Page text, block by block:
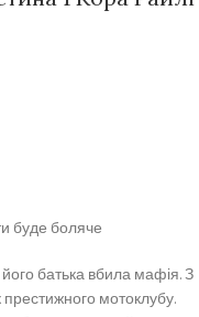
буде боляче
його батька вбила мафія. З
престижного мотоклубу.